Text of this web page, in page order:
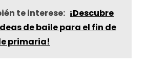
te interese: ¡Descubre
de baile para el fin de
primaria!